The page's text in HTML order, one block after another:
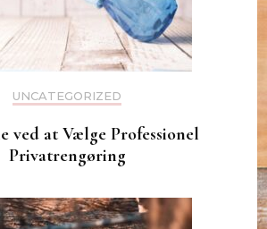
UNCATEGORIZED
ved at Vælge Professionel
Privatrengøring